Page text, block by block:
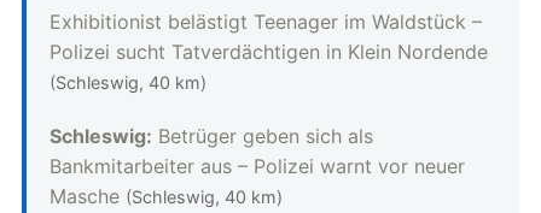
Exhibitionist belästigt Teenager im Waldstück –
Polizei sucht Tatverdächtigen in Klein Nordende
(Schleswig, 40 km)
Schleswig: Betrüger geben sich als
Bankmitarbeiter aus – Polizei warnt vor neuer
Masche (Schleswig, 40 km)